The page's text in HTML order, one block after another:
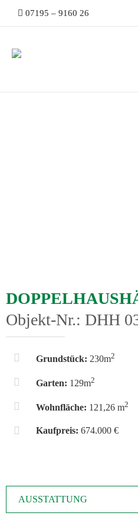
07195 – 9160 26
Objekt-Nr.: DHH
Grundstück: 230m2
Garten: 129m2
Wohnfläche: 121,26 m2
Kaufpreis: 674.000 €
AUSSTATTUNG